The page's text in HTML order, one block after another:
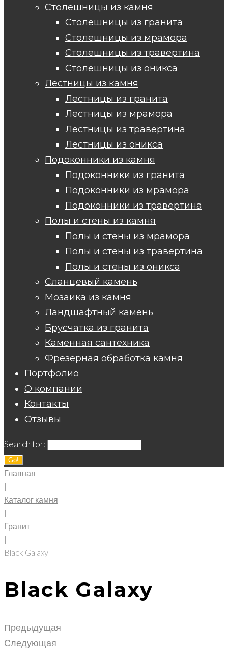
Столешницы из камня
Столешницы из гранита
Столешницы из мрамора
Столешницы из травертина
Столешницы из оникса
Лестницы из камня
Лестницы из гранита
Лестницы из мрамора
Лестницы из травертина
Лестницы из оникса
Подоконники из камня
Подоконники из гранита
Подоконники из мрамора
Подоконники из травертина
Полы и стены из камня
Полы и стены из мрамора
Полы и стены из травертина
Полы и стены из оникса
Сланцевый камень
Мозаика из камня
Ландшафтный камень
Брусчатка из гранита
Каменная сантехника
Фрезерная обработка камня
Портфолио
О компании
Контакты
Отзывы
Search for:
Go!
Главная
|
Каталог камня
|
Гранит
|
Black Galaxy
Black Galaxy
Предыдущая
Следующая